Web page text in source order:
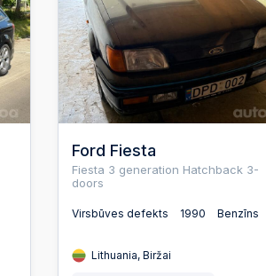
Ford Fiesta
Fiesta 3 generation Hatchback 3-
doors
Virsbūves defekts 1990 Benzīns
Lithuania, Biržai